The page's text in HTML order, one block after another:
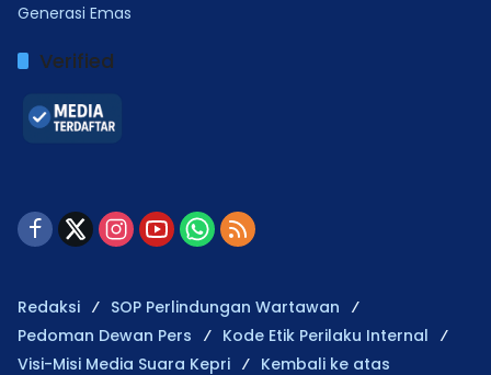
Generasi Emas
Verified
Redaksi
SOP Perlindungan Wartawan
Pedoman Dewan Pers
Kode Etik Perilaku Internal
Visi-Misi Media Suara Kepri
Kembali ke atas